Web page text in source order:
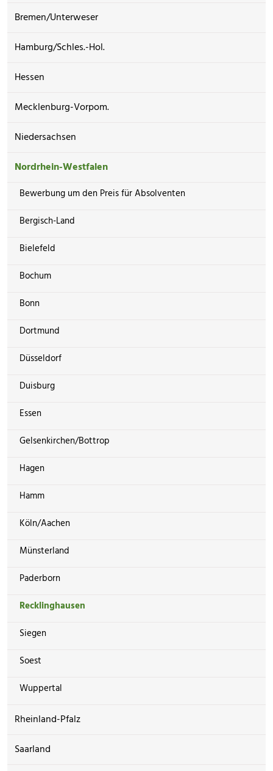
Bremen/Unterweser
Hamburg/Schles.-Hol.
Hessen
Mecklenburg-Vorpom.
Niedersachsen
Nordrhein-Westfalen
Bewerbung um den Preis für Absolventen
Bergisch-Land
Bielefeld
Bochum
Bonn
Dortmund
Düsseldorf
Duisburg
Essen
Gelsenkirchen/Bottrop
Hagen
Hamm
Köln/Aachen
Münsterland
Paderborn
Recklinghausen
Siegen
Soest
Wuppertal
Rheinland-Pfalz
Saarland